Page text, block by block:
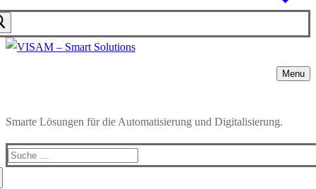
Menu
Smarte Lösungen für die Automatisierung und Digitalisierung.